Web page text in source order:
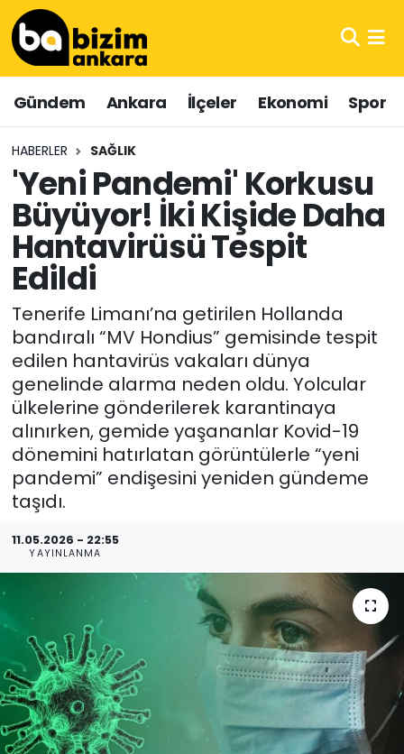
Gündem Ankara İlçeler Ekonomi Spor
HABERLER SAĞLIK
'Yeni Pandemi' Korkusu
Büyüyor! İki Kişide Daha
Hantavirüsü Tespit
Edildi
Tenerife Limanı’na getirilen Hollanda
bandıralı “MV Hondius” gemisinde tespit
edilen hantavirüs vakaları dünya
genelinde alarma neden oldu. Yolcular
ülkelerine gönderilerek karantinaya
alınırken, gemide yaşananlar Kovid-19
dönemini hatırlatan görüntülerle “yeni
pandemi” endişesini yeniden gündeme
taşıdı.
11.05.2026 - 22:55
YAYINLANMA
Hava Durumu
Trafik Durumu
Süper Lig Puan Durumu ve Fikstür
Tüm Manşetler
Son Dakika Haberleri